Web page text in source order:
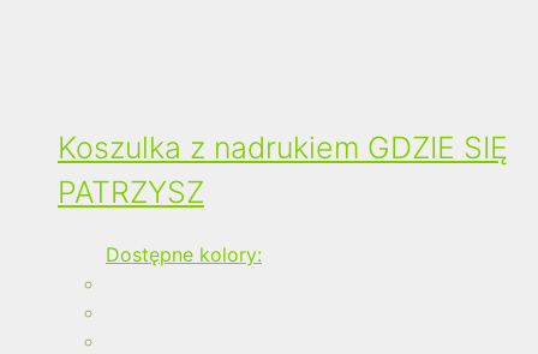
Koszulka z nadrukiem GDZIE SIĘ
PATRZYSZ
Dostępne kolory: